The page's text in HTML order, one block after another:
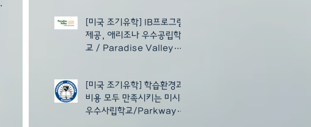
[미국 조기유학] IB프로그램
제공, 애리조나 우수공립학
교 / Paradise Valley
[미국 조기유학] 학습환경과
비용 모두 만족시키는 미시건
우수사립학교/Parkway